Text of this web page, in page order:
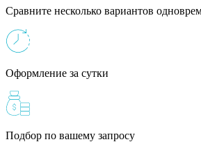
Сравните несколько вариантов
Оформление за сутки
Подбор по вашему запросу